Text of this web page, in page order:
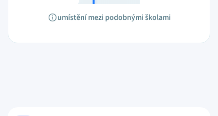
umístění mezi podobnými školami